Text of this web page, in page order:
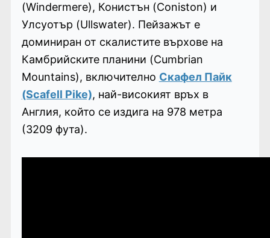
(Windermere), Конистън (Coniston) и
Улсуотър (Ullswater). Пейзажът е
доминиран от скалистите върхове на
Камбрийските планини (Cumbrian
Mountains), включително Скафел Пайк
(Scafell Pike), най-високият връх в
Англия, който се издига на 978 метра
(3209 фута).